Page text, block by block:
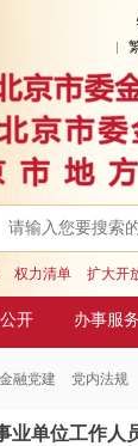
权力清单 扩大开
开 办事服务
融党建 党内法规
业单位工作人